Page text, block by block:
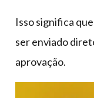
Isso significa
ser enviado
aprovação.